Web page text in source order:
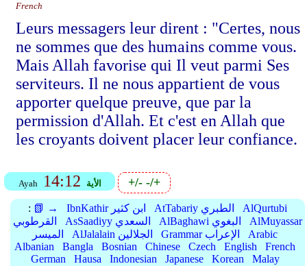
French
Leurs messagers leur dirent : "Certes, nous
ne sommes que des humains comme vous.
Mais Allah favorise qui Il veut parmi Ses
serviteurs. Il ne nous appartient de vous
apporter quelque preuve, que par la
permission d'Allah. Et c'est en Allah que
les croyants doivent placer leur confiance.
Ayah 14:12 الأية +/--/+
: 📗 → IbnKathir ابن كثير AtTabariy الطبري
AlQurtubi
القرطوبي
AsSaadiyy السعدي AlBaghawi البغوي
AlMuyassar
الميسر
AlJalalain الجلالين Grammar الإعراب
Arabic
Albanian
Bangla Bosnian Chinese Czech English
French
German
Hausa Indonesian Japanese Korean
Malay